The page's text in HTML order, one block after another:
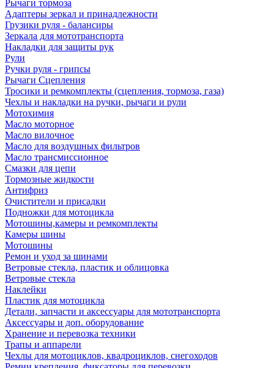
Рычаги тормоза
Адаптеры зеркал и принадлежности
Грузики руля - балансиры
Зеркала для мототранспорта
Накладки для защиты рук
Рули
Ручки руля - грипсы
Рычаги Сцепления
Тросики и ремкомплекты (сцепления, тормоза, газа)
Чехлы и накладки на ручки, рычаги и рули
Мотохимия
Масло моторное
Масло вилочное
Масло для воздушных фильтров
Масло трансмиссионное
Смазки для цепи
Тормозные жидкости
Антифриз
Очистители и присадки
Подножки для мотоцикла
Мотошины,камеры и ремкомплекты
Камеры шины
Мотошины
Ремон и уход за шинами
Ветровые стекла, пластик и облицовка
Ветровые стекла
Наклейки
Пластик для мотоцикла
Детали, запчасти и аксессуары для мототранспорта
Аксессуары и доп. оборудование
Хранение и перевозка техники
Трапы и аппарели
Чехлы для мотоциклов, квадроциклов, снегоходов